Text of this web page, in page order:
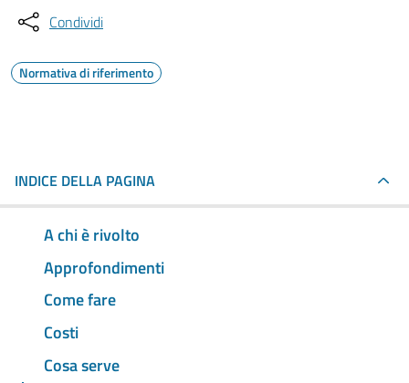
Condividi
Normativa di riferimento
INDICE DELLA PAGINA
A chi è rivolto
Approfondimenti
Come fare
Costi
Cosa serve